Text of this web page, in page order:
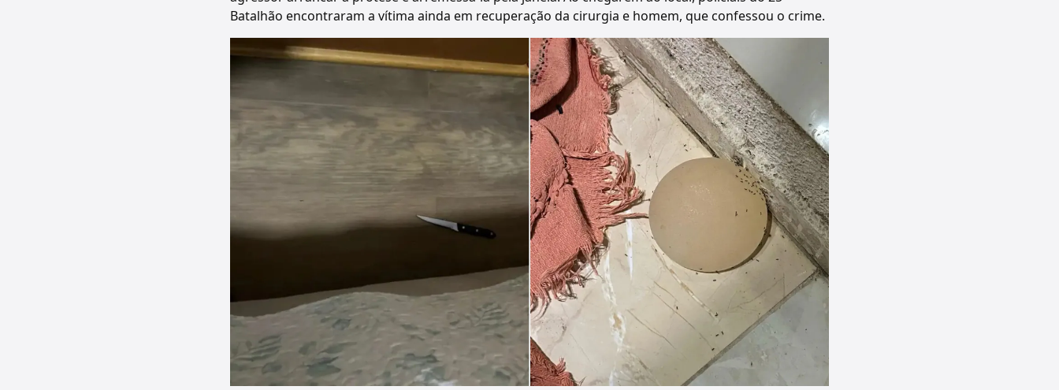
Batalhão encontraram a vítima ainda em recuperação da cirurgia e homem, que confessou o crime.